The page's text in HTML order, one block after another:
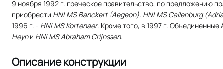
9 ноября 1992 г. греческое правительство, по предложению
приобрести HNLMS Banckert (Aegeon), HNLMS Callenburg
1996 г. - HNLMS Kortenaer. Кроме того, в 1997 г.
Heynи HNLMS Abraham Crijnssen.
Описание конструкции